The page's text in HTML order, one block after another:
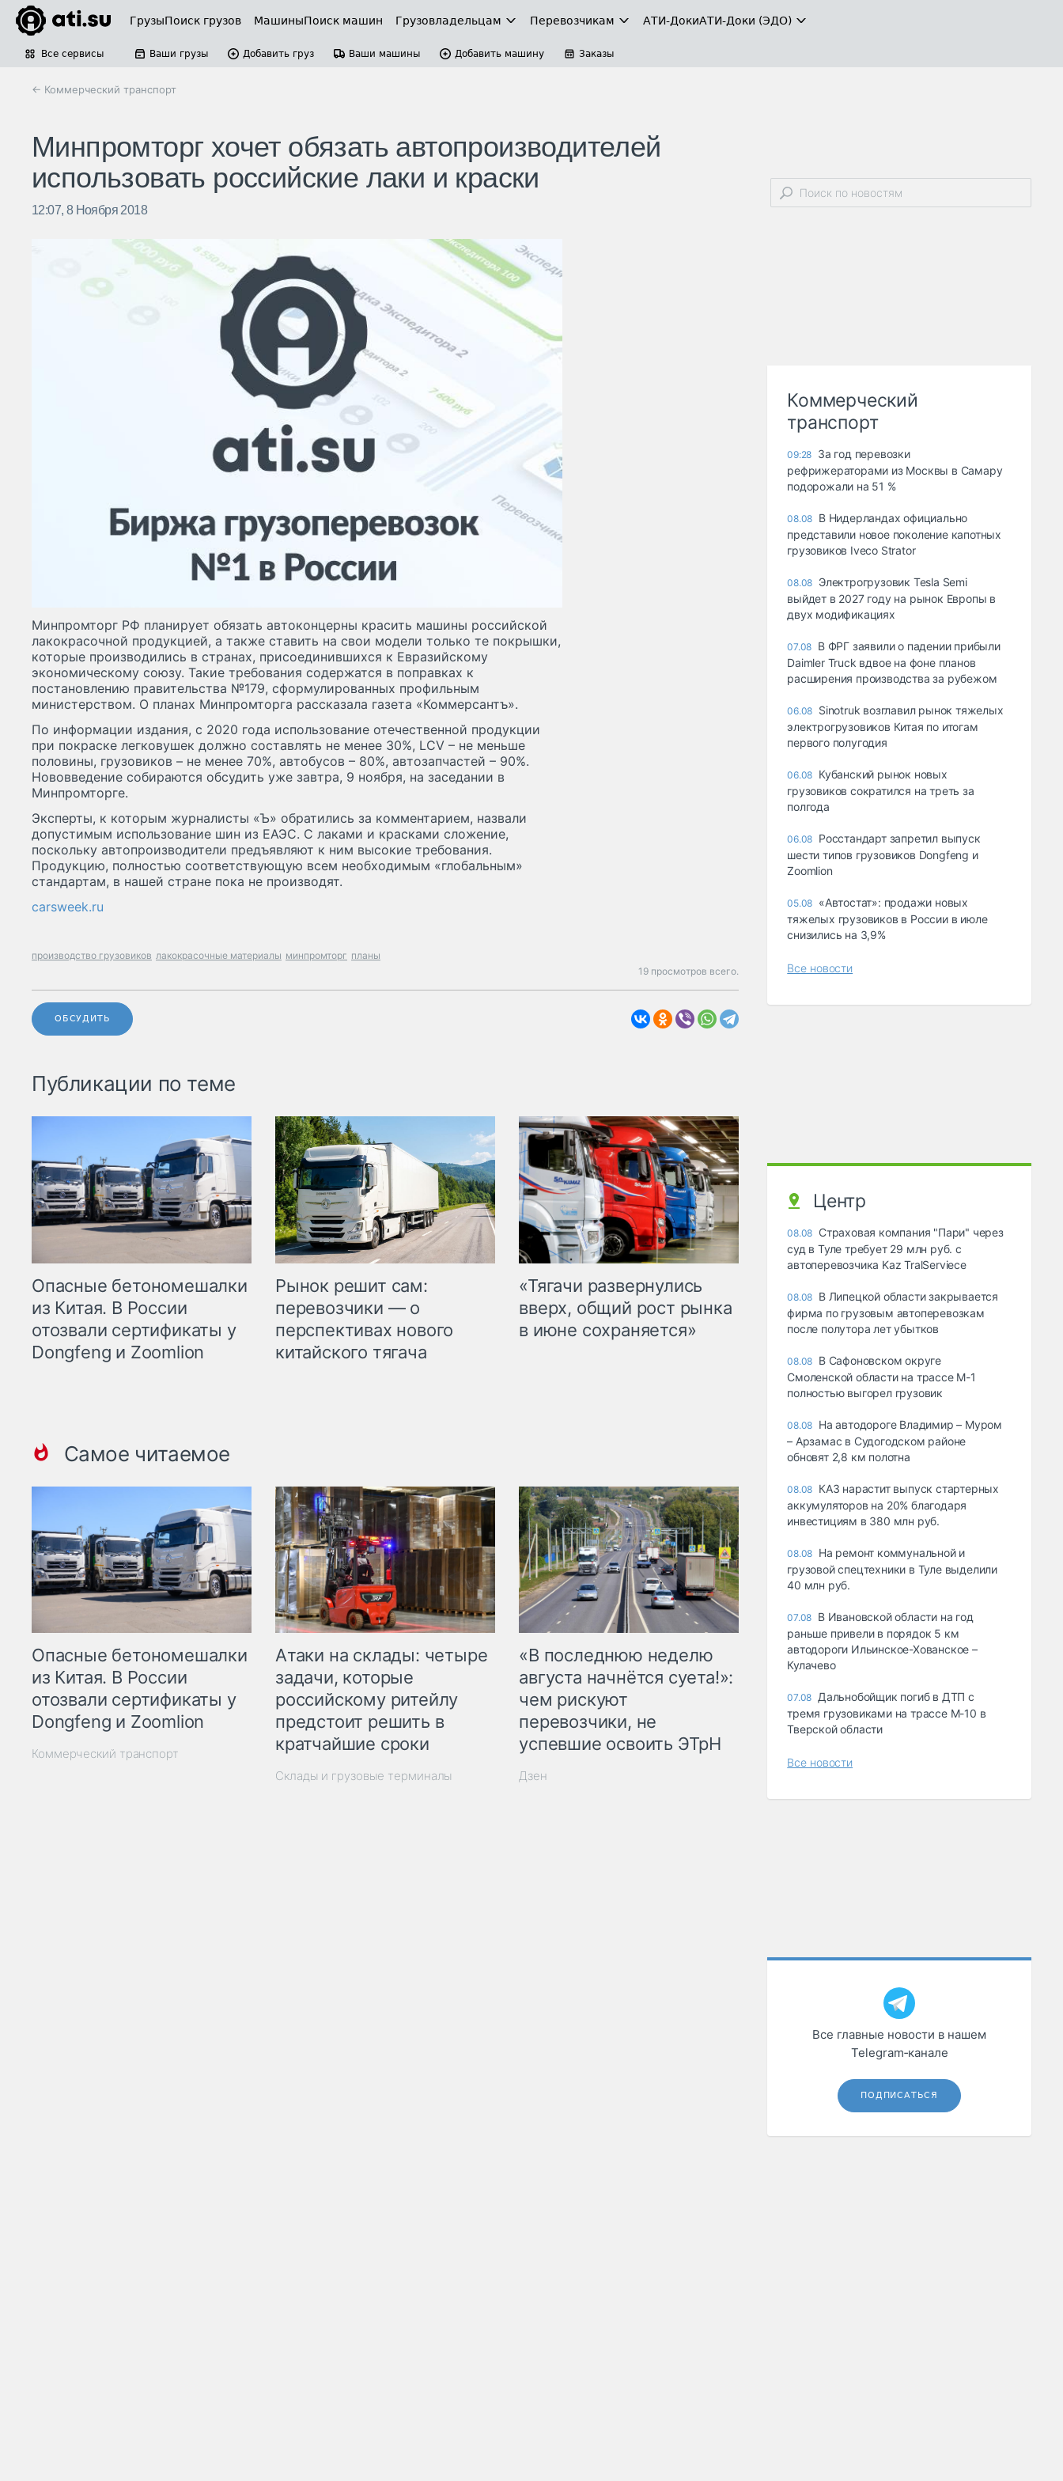
ГрузыПоиск грузов МашиныПоиск машин Грузовладельцам Перевозчикам АТИ-ДокиАТИ-Доки (ЭДО)
Все сервисы Ваши грузы Добавить груз Ваши машины Добавить машину Заказы
← Коммерческий транспорт
Минпромторг хочет обязать автопроизводителей
использовать российские лаки и краски
12:07, 8 Ноября 2018
Минпромторг РФ планирует обязать автоконцерны красить машины российской
лакокрасочной продукцией, а также ставить на свои модели только те покрышки,
которые производились в странах, присоединившихся к Евразийскому
экономическому союзу. Такие требования содержатся в поправках к
постановлению правительства №179, сформулированных профильным
министерством. О планах Минпромторга рассказала газета «Коммерсантъ».
По информации издания, с 2020 года использование отечественной продукции
при покраске легковушек должно составлять не менее 30%, LCV – не меньше
половины, грузовиков – не менее 70%, автобусов – 80%, автозапчастей – 90%.
Нововведение собираются обсудить уже завтра, 9 ноября, на заседании в
Минпромторге.
Эксперты, к которым журналисты «Ъ» обратились за комментарием, назвали
допустимым использование шин из ЕАЭС. С лаками и красками сложение,
поскольку автопроизводители предъявляют к ним высокие требования.
Продукцию, полностью соответствующую всем необходимым «глобальным»
стандартам, в нашей стране пока не производят.
carsweek.ru
производство грузовиков лакокрасочные материалы минпромторг планы
19 просмотров всего.
ОБСУДИТЬ
Публикации по теме
Опасные бетономешалки
из Китая. В России
отозвали сертификаты у
Dongfeng и Zoomlion
Рынок решит сам:
перевозчики — о
перспективах нового
китайского тягача
«Тягачи развернулись
вверх, общий рост рынка
в июне сохраняется»
Самое читаемое
Опасные бетономешалки
из Китая. В России
отозвали сертификаты у
Dongfeng и Zoomlion
Коммерческий транспорт
Атаки на склады: четыре
задачи, которые
российскому ритейлу
предстоит решить в
кратчайшие сроки
Склады и грузовые терминалы
«В последнюю неделю
августа начнётся суета!»:
чем рискуют
перевозчики, не
успевшие освоить ЭТрН
Дзен
Коммерческий
транспорт
09:28 За год перевозки
рефрижераторами из Москвы в Самару
подорожали на 51 %
08.08 В Нидерландах официально
представили новое поколение капотных
грузовиков Iveco Strator
08.08 Электрогрузовик Tesla Semi
выйдет в 2027 году на рынок Европы в
двух модификациях
07.08 В ФРГ заявили о падении прибыли
Daimler Truck вдвое на фоне планов
расширения производства за рубежом
06.08 Sinotruk возглавил рынок тяжелых
электрогрузовиков Китая по итогам
первого полугодия
06.08 Кубанский рынок новых
грузовиков сократился на треть за
полгода
06.08 Росстандарт запретил выпуск
шести типов грузовиков Dongfeng и
Zoomlion
05.08 «Автостат»: продажи новых
тяжелых грузовиков в России в июле
снизились на 3,9%
Все новости
Центр
08.08 Страховая компания "Пари" через
суд в Туле требует 29 млн руб. с
автоперевозчика Kaz TralServiece
08.08 В Липецкой области закрывается
фирма по грузовым автоперевозкам
после полутора лет убытков
08.08 В Сафоновском округе
Смоленской области на трассе М-1
полностью выгорел грузовик
08.08 На автодороге Владимир – Муром
– Арзамас в Судогодском районе
обновят 2,8 км полотна
08.08 КАЗ нарастит выпуск стартерных
аккумуляторов на 20% благодаря
инвестициям в 380 млн руб.
08.08 На ремонт коммунальной и
грузовой спецтехники в Туле выделили
40 млн руб.
07.08 В Ивановской области на год
раньше привели в порядок 5 км
автодороги Ильинское-Хованское –
Кулачево
07.08 Дальнобойщик погиб в ДТП с
тремя грузовиками на трассе М-10 в
Тверской области
Все новости
Все главные новости в нашем
Telegram‑канале
ПОДПИСАТЬСЯ